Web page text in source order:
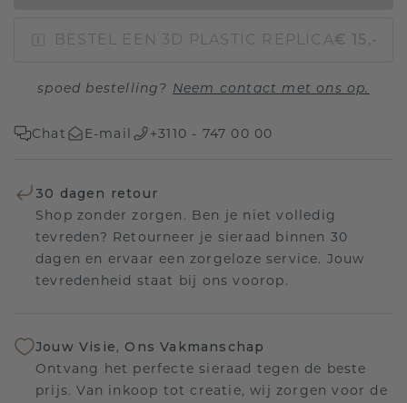
BESTEL EEN 3D PLASTIC REPLICA€ 15,-
spoed bestelling? Neem contact met ons op.
Chat E-mail +3110 - 747 00 00
30 dagen retour
Shop zonder zorgen. Ben je niet volledig
tevreden? Retourneer je sieraad binnen 30
dagen en ervaar een zorgeloze service. Jouw
tevredenheid staat bij ons voorop.
Jouw Visie, Ons Vakmanschap
Ontvang het perfecte sieraad tegen de beste
prijs. Van inkoop tot creatie, wij zorgen voor de